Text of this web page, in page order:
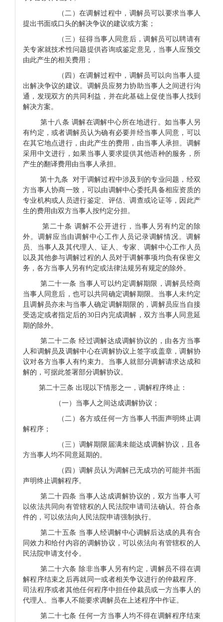
（二）在调解过程中，调解员可以要求当事人
提出书面或口头的解决争议的建议或方案；
（三）征得当事人同意后，调解员可以聘请有
关专家就技术性问题提供咨询或鉴定意见，当事人应预交
由此产生的相关费用；
（四）在调解过程中，调解员可以向当事人提
出解决争议的建议。调解员应努力协助当事人之间进行沟
通，发现双方的共同利益，并在此基础上促使当事人找到
解决方案。
第十八条 调解在调解中心所在地进行。如当事人另
有约定，或者调解员认为确有必要并经当事人同意，可以
在其它地点进行，由此产生的费用，由当事人承担。调解
采用中文进行，如果当事人要求提供其他语种的服务，所
产生的翻译费用由当事人承担。
第十九条 对于调解过程中涉及到的专业问题，经双
方当事人协商一致，可以由调解中心委托具备相应资质的
专业机构或人员进行鉴定、评估、调查或论证等，因此产
生的费用由双方当事人按约定分担。
第二十条 调解不公开进行，当事人另有约定的除
外。调解应当由调解中心工作人员记录调解情况。调解
员、当事人及其代理人、证人、专家、调解中心工作人员
以及其他参与调解过程的人员对于调解事项均负有保密义
务，各方当事人另有约定或法律法规另有规定的除外。
第二十一条 当事人可以约定调解期限，调解员经商
当事人同意后，也可以共同确定调解期限。当事人未约定
且调解员亦未与当事人确定调解期限的，调解员应当自接
受选定或者指定后的30日内完成调解，双方当事人同意延
期的除外。
第二十二条 经过调解达成调解协议的，由各方当事
人和调解员及调解中心在调解协议上签字或盖章，调解协
议对各方当事人有约束力。当事人就部分调解请求达成和
解的，可据此签署部分调解协议。
第二十三条 出现以下情形之一，调解程序终止：
（一）当事人之间达成调解协议；
（二）各方或任何一方当事人书面声明终止调
解程序；
（三）调解期限届满未能达成调解协议，且各
方当事人均不同意延期的。
（四）调解员认为调解已无成功的可能并书面
声明终止调解程序。
第二十四条 当事人达成调解协议的，双方当事人可
以依法共同向有管辖权的人民法院申请司法确认。符合条
件的，可以依法向人民法院申请强制执行。
第二十五条 当事人经调解中心调解后达成的具有合
同效力和给付内容的调解协议，可以依法向有管辖权的人
民法院申请支付令。
第二十六条 除非当事人另有约定，调解员不得在调
解程序结束之后再就同一或者相关争议进行的仲裁程序、
司法程序或者其他任何程序中担任仲裁员或一方当事人的
代理人。当事人不能要求调解员在上述程序中作证。
第二十七条 任何一方当事人均不得在调解程序结束